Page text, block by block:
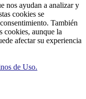
nos ayudan a analizar y
cookies se
También
cookies, aunque la
afectar su experiencia
de Uso.